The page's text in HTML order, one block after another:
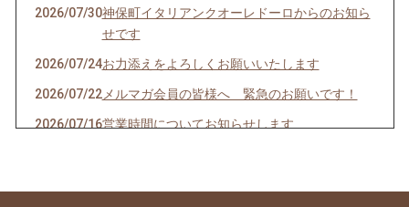
2026/07/30神保町イタリアンクオーレドーロからのお知ら
せです
2026/07/24お力添えをよろしくお願いいたします
2026/07/22メルマガ会員の皆様へ 緊急のお願いです！
2026/07/16営業時間についてお知らせします